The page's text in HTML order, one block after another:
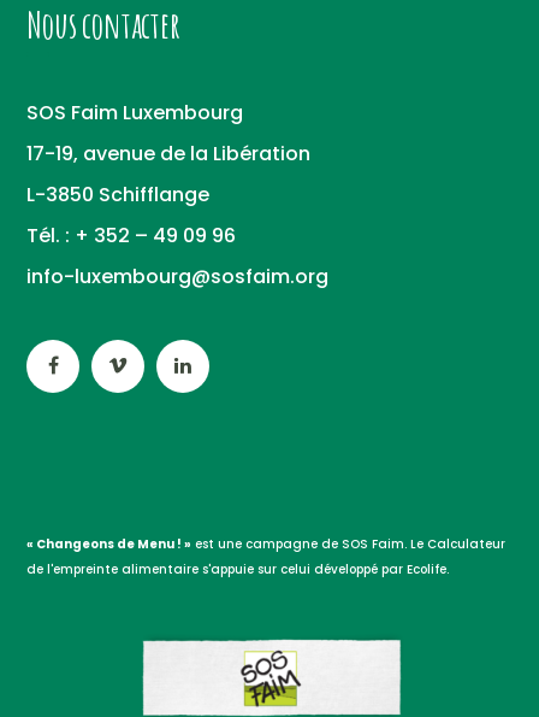
Nous contacter
SOS Faim Luxembourg
17-19, avenue de la Libération
L-3850 Schifflange
Tél. : + 352 – 49 09 96
info-luxembourg@sosfaim.org
« Changeons de Menu ! » est une campagne de SOS Faim. Le Calculateur
de l'empreinte alimentaire s'appuie sur celui développé par Ecolife.